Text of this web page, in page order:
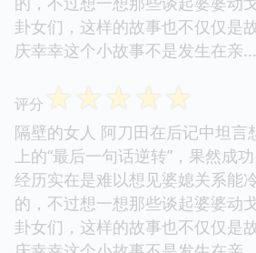
卦女们，这样的故事也不仅仅是
庆幸幸这个小故事不是发生在亲...
评分 ☆☆☆☆☆
隔壁的女人 阿刀田在后记中坦言
上的“最后一句话逆转”，果然成
经历实在是难以想见婆媳关系能
的，不过想一想那些谈起婆婆动
卦女们，这样的故事也不仅仅是